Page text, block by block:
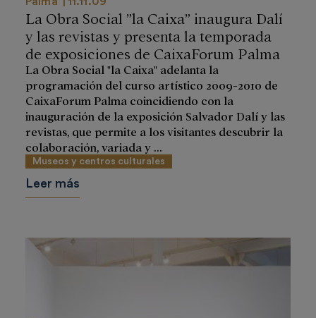
La Obra Social ”la Caixa” inaugura Dalí
y las revistas y presenta la temporada
de exposiciones de CaixaForum Palma
La Obra Social "la Caixa" adelanta la
programación del curso artístico 2009-2010 de
CaixaForum Palma coincidiendo con la
inauguración de la exposición Salvador Dalí y las
revistas, que permite a los visitantes descubrir la
colaboración, variada y ...
Museos y centros culturales
Leer más